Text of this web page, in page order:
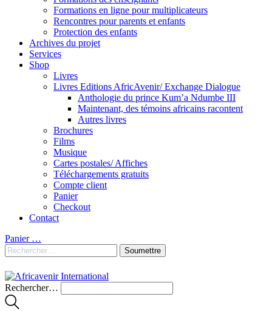
Formations en ligne pour multiplicateurs
Rencontres pour parents et enfants
Protection des enfants
Archives du projet
Services
Shop
Livres
Livres Editions AfricAvenir/ Exchange Dialogue
Anthologie du prince Kum’a Ndumbe III
Maintenant, des témoins africains racontent
Autres livres
Brochures
Films
Musique
Cartes postales/ Affiches
Téléchargements gratuits
Compte client
Panier
Checkout
Contact
Panier …
Rechercher…